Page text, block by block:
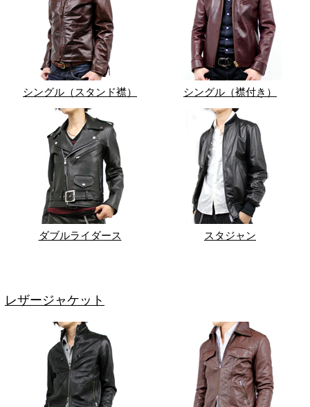
シングル（スタンド襟） シングル（襟付き）
ダブルライダース スタジャン
レザージャケット